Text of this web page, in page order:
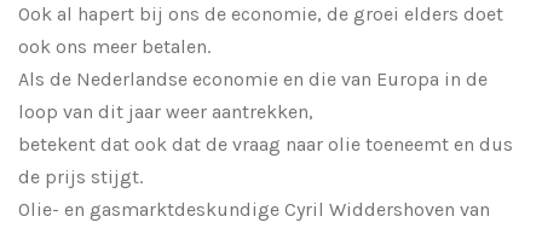
Ook al hapert bij ons de economie, de groei elders doet
ook ons meer betalen.
Als de Nederlandse economie en die van Europa in de
loop van dit jaar weer aantrekken,
betekent dat ook dat de vraag naar olie toeneemt en dus
de prijs stijgt.
Olie- en gasmarktdeskundige Cyril Widdershoven van